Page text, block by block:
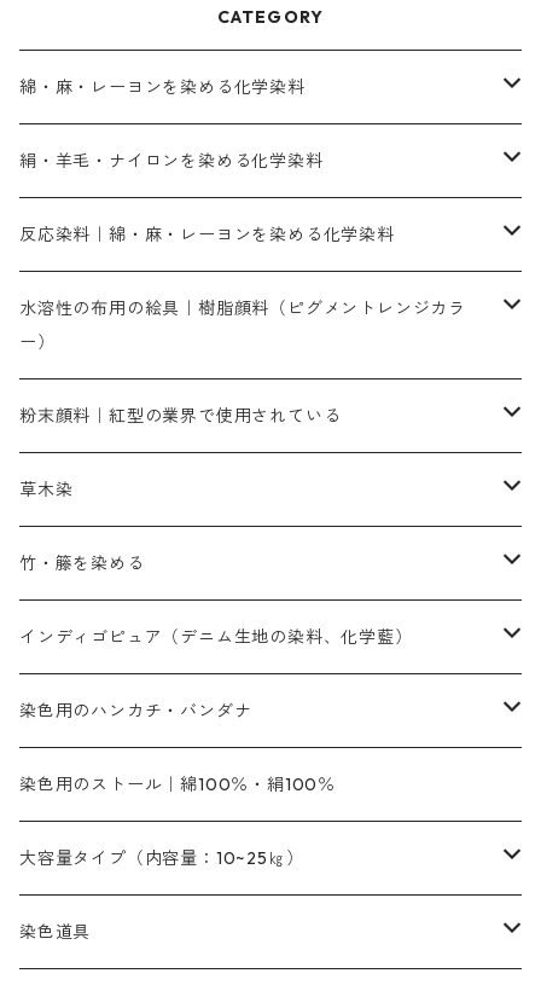
CATEGORY
綿・麻・レーヨンを染める化学染料
直接染料－染色手順が簡単
人気のおすすめ直接染料
染色に必要な薬品類
橙色系
青色系
紫色系
緑色系
茶色系
絹・羊毛・ナイロンを染める化学染料
お買い得品
染料一覧
人気のおすすめ染料
橙色系
緑色系
茶色系
灰色系
染色に必要な薬品類
補助薬品
反応染料｜綿・麻・レーヨンを染める化学染料
お勧めの3原色（赤・青・黄色）
お勧め｜スミフィックス～
3原色以外の色目
赤色
茶色｜20g入りのみ公開
灰色｜20g入りのみ公開
黒色
染色に必要な薬品
アルカリ剤
補助薬品
捺染に必要な材料
捺染糊
水溶性の布用の絵具｜樹脂顔料（ピグメントレンジカラ
ー）
ネオカラー（色）
内容量：100g
内容量：500g
バィンダー（定着剤）
増粘剤
黄色系
エロ―M3G｜定番の色合い
エロー ＭＧＲ｜明るい緑みの黄色
オレンジ系
オレンヂMG｜黄みの橙色
オレンヂMGD（定番の色合い）
赤色系
レットMFB｜赤色（定番の色合い）
レットMG｜黄みの朱色
青色系
ネビーブルーMB（定番の色合い）
紫色系
粉末顔料｜紅型の業界で使用されている
赤色系
本洋紅
代用朱黄色口
黄色系
ファストエロ―10GN（鮮やかな黄色）
ファストエロ―5GN（黄色）
青色系
NSBAブルー
群青
白色｜胡粉
黒色｜在庫処分特価
緑色｜在庫処分特価
茶色｜在庫処分特価
草木染
植物染料
人気のおすすめ植物染料
インド茜・西洋茜の個別販売
濃染処理剤｜ソルバックスPS－900
媒染剤
アルミ媒染剤
鉄媒染剤
ソーダ灰｜アルカリ性のPH調整剤
藍染
ぶどう糖
染色用途のハンカチ・バンダナ
竹・籐を染める
人気のおすすめ竹・藤を染める染料
塩基性染料（混色可能）
ビスマークブロンB｜赤茶色
塩基性エロ―｜液体タイプ
オリジナル染料｜スス竹色｜ミキセットファストブロンGR
インディゴピュア（デニム生地の染料、化学藍）
初心者向けお試しセット販売
インディゴピュア
アルカリ剤
ハイドロサルファイトコンク
染色用のハンカチ・バンダナ
45cm×45cm（ハンカチ）｜端の始末も綿糸｜タグなし
54cm×54cm（バンダナ）｜端の始末も綿糸｜タグなし
染色用のストール｜綿100％・絹100％
大容量タイプ（内容量：10~25㎏）
芒硝｜綿の染色時の吸収促進剤
染色道具